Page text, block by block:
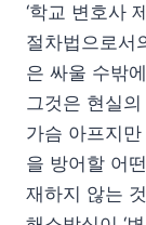
‘학교 변호사
절차법으로서
은 싸울 수밖
그것은 현실
가슴 아프지
을 방어할 어
재하지 않는